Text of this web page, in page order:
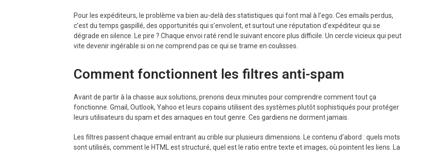
Pour les expéditeurs, le problème va bien au-delà des statistiques qui font mal à l’ego. Ces emails perdus,
c’est du temps gaspillé, des opportunités qui s’envolent, et surtout une réputation d’expéditeur qui se
dégrade en silence. Le pire ? Chaque envoi raté rend le suivant encore plus difficile. Un cercle vicieux qui peut
vite devenir ingérable si on ne comprend pas ce qui se trame en coulisses.
Comment fonctionnent les filtres anti-spam
Avant de partir à la chasse aux solutions, prenons deux minutes pour comprendre comment tout ça
fonctionne. Gmail, Outlook, Yahoo et leurs copains utilisent des systèmes plutôt sophistiqués pour protéger
leurs utilisateurs du spam et des arnaques en tout genre. Ces gardiens ne dorment jamais.
Les filtres passent chaque email entrant au crible sur plusieurs dimensions. Le contenu d’abord : quels mots
sont utilisés, comment le HTML est structuré, quel est le ratio entre texte et images, où pointent les liens. La